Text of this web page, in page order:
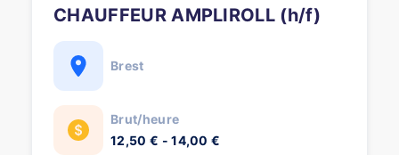
CHAUFFEUR AMPLIROLL (h/f)
Brest
Brut/heure
12,50 € - 14,00 €